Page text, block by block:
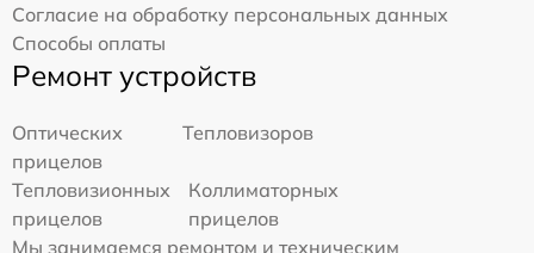
Согласие на обработку персональных данных
Способы оплаты
Ремонт устройств
Оптических
прицелов
Тепловизоров
Тепловизионных
прицелов
Коллиматорных
прицелов
Мы занимаемся ремонтом и техническим